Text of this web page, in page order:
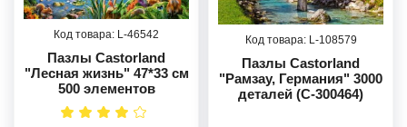
46542
Пазлы Castorland
"Лесная жизнь" 47*33 см
500 элементов
108579
Пазлы Castorland
"Рамзау, Германия" 3000
деталей (C-300464)